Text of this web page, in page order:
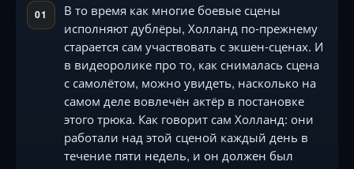
01
В то время как многие боевые сцены
исполняют дублёры, Холланд по-прежнему
старается сам участвовать с экшен-сценах. И
в видеоролике про то, как снималась сцена
с самолётом, можно увидеть, насколько на
самом деле вовлечён актёр в постановке
этого трюка. Как говорит сам Холланд: они
работали над этой сценой каждый день в
течение пяти недель, и он должен был